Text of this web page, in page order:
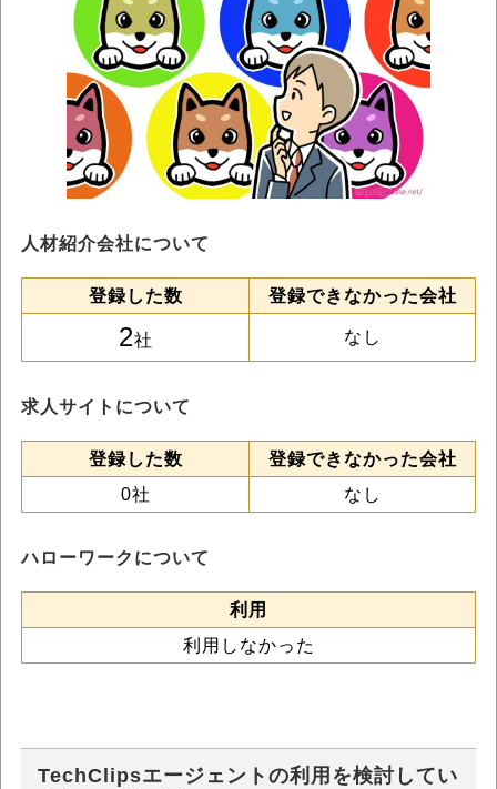
人材紹介会社について
登録した数 登録できなかった会社
2社 なし
求人サイトについて
登録した数
登録できなかった会社
0社
なし
ハローワークについて
利用
利用しなかった
TechClipsエージェントの利用を検討してい